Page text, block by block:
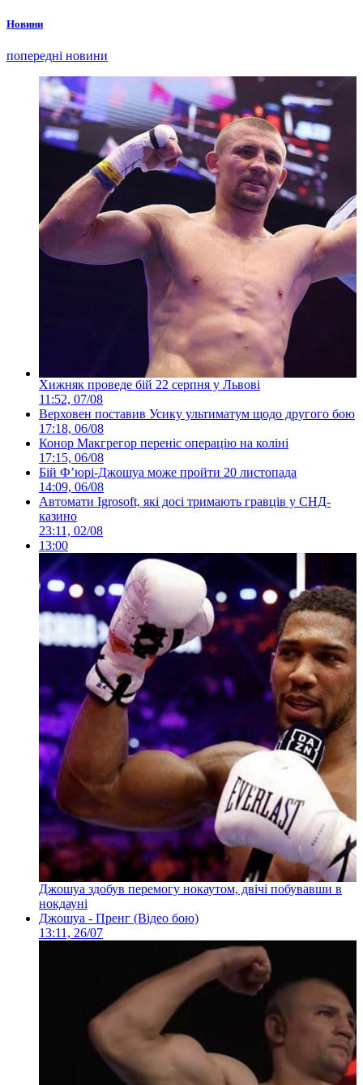
Новини
попередні новини
Хижняк проведе бій 22 серпня у Львові
11:52, 07/08
Верховен поставив Усику ультиматум щодо другого бою
17:18, 06/08
Конор Макгрегор переніс операцію на коліні
17:15, 06/08
Бій Ф’юрі-Джошуа може пройти 20 листопада
14:09, 06/08
Автомати Igrosoft, які досі тримають гравців у СНД-
казино
23:11, 02/08
13:00
Джошуа здобув перемогу нокаутом, двічі побувавши в
нокдауні
Джошуа - Пренг (Відео бою)
13:11, 26/07